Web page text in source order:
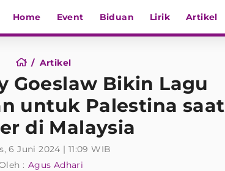
Home Event Biduan Lirik Artikel
Artikel
Goeslaw Bikin Lagu
untuk Palestina saat
di Malaysia
6 Juni 2024 | 11:09 WIB
: Agus Adhari